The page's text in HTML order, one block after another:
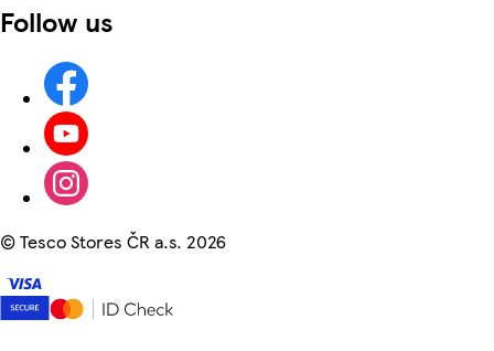
Follow us
©Tesco Stores ČR a.s. 2026